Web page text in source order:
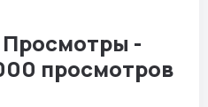
Просмотры -
просмотров